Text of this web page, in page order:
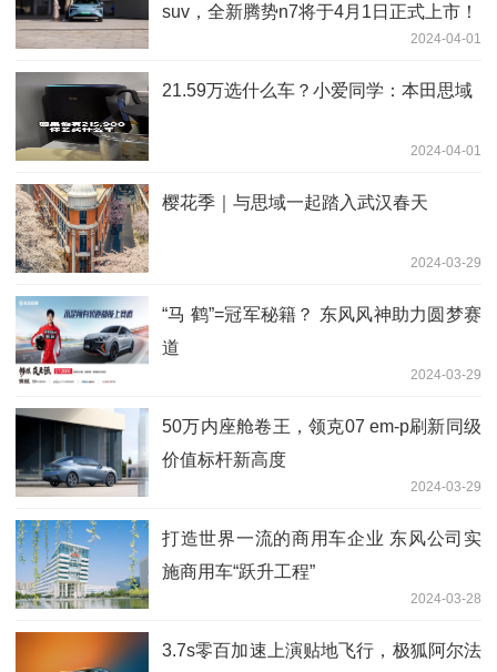
suv，全新腾势n7将于4月1日正式上市！
2024-04-01
21.59万选什么车？小爱同学：本田思域
2024-04-01
樱花季｜与思域一起踏入武汉春天
2024-03-29
“马 鹤”=冠军秘籍？ 东风风神助力圆梦赛
道
2024-03-29
50万内座舱卷王，领克07 em-p刷新同级
价值标杆新高度
2024-03-29
打造世界一流的商用车企业 东风公司实
施商用车“跃升工程”
2024-03-28
3.7s零百加速上演贴地飞行，极狐阿尔法